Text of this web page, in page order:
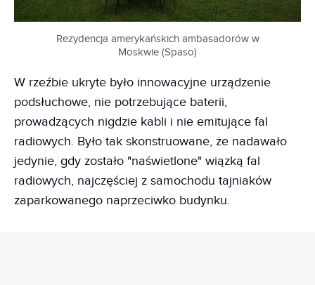
Rezydencja amerykańskich ambasadorów w
Moskwie (Spaso)
W rzeźbie ukryte było innowacyjne urządzenie
podsłuchowe, nie potrzebujące baterii,
prowadzących nigdzie kabli i nie emitujące fal
radiowych. Było tak skonstruowane, że nadawało
jedynie, gdy zostało "naświetlone" wiązką fal
radiowych, najczęściej z samochodu tajniaków
zaparkowanego naprzeciwko budynku.